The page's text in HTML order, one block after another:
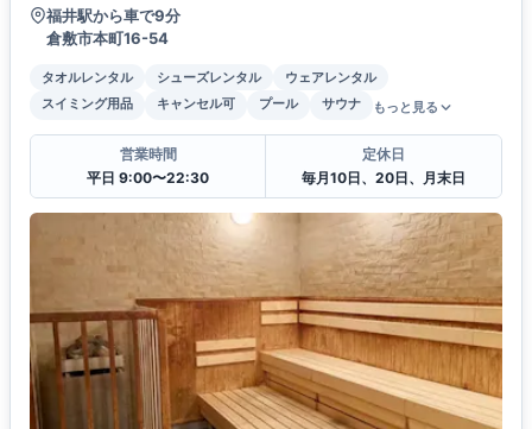
福井駅から車で9分
倉敷市本町16-54
タオルレンタル シューズレンタル
ウェアレンタル
スイミング用品
キャンセル可 プール サウナ もっと見る
営業時間
平日 9:00〜22:30
定休日
毎月10日、20日、月末日